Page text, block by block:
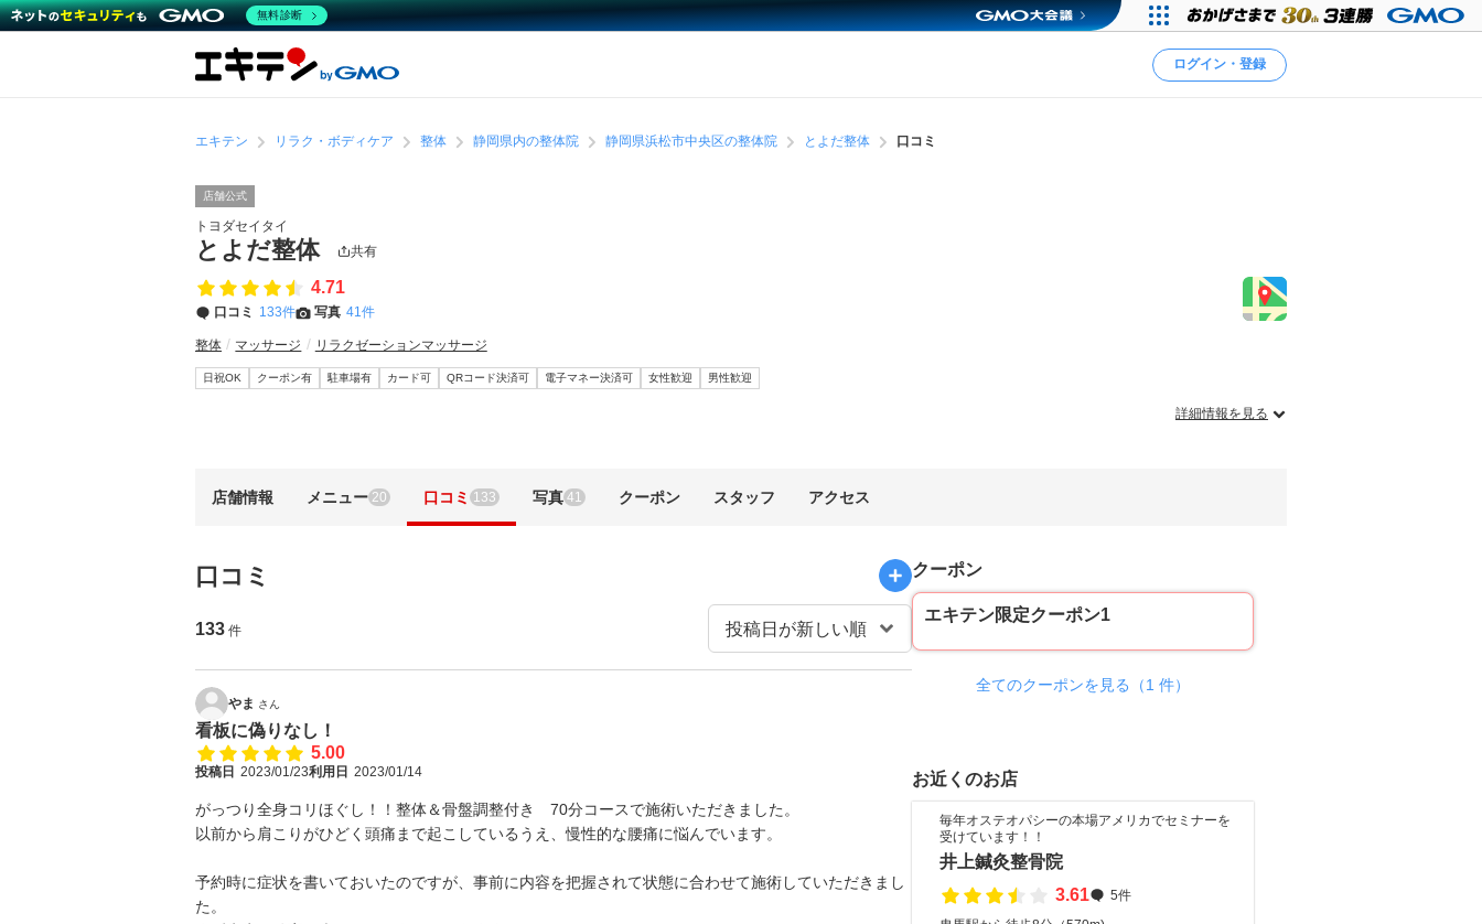
ログイン・登録
エキテン リラク・ボディケア 整体 静岡県内の整体院 静岡県浜松市中央区の整体院 とよだ整体 口コミ
店舗公式
トヨダセイタイ
とよだ整体 共有
4.71
口コミ 133件 写真 41件
整体 マッサージ リラクゼーションマッサージ
日祝OK クーポン有 駐車場有 カード可 QRコード決済可 電子マネー決済可 女性歓迎 男性歓迎
詳細情報を見る
店舗情報 メニュー 20 口コミ 133 写真 41 クーポン スタッフ アクセス
口コミ
133 件
やま さん
看板に偽りなし！
5.00
投稿日 2023/01/23利用日 2023/01/14
がっつり全身コリほぐし！！整体＆骨盤調整付き 70分コースで施術いただきました。
以前から肩こりがひどく頭痛まで起こしているうえ、慢性的な腰痛に悩んでいます。
予約時に症状を書いておいたのですが、事前に内容を把握されて状態に合わせて施術していただきまし
た。
クーポン
エキテン限定クーポン1
全てのクーポンを見る（1 件）
お近くのお店
毎年オステオパシーの本場アメリカでセミナーを
受けています！！
井上鍼灸整骨院
3.61
5件
無料診断